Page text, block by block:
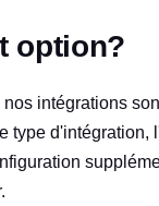
option?
intégrations
type d'intégration,